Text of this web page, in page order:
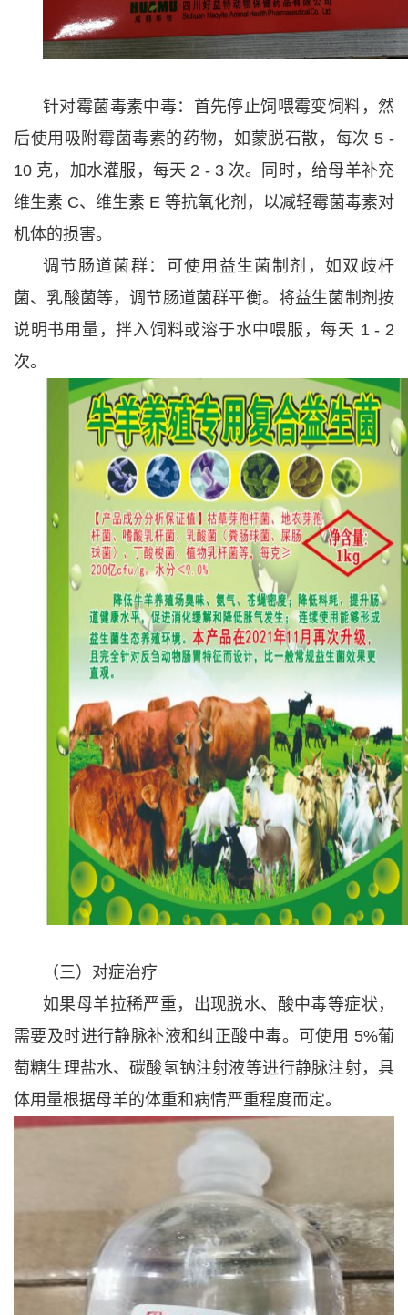
针对霉菌毒素中毒：首先停止饲喂霉变饲料，然
后使用吸附霉菌毒素的药物，如蒙脱石散，每次 5 -
10 克，加水灌服，每天 2 - 3 次。同时，给母羊补充
维生素 C、维生素 E 等抗氧化剂，以减轻霉菌毒素对
机体的损害。
调节肠道菌群：可使用益生菌制剂，如双歧杆
菌、乳酸菌等，调节肠道菌群平衡。将益生菌制剂按
说明书用量，拌入饲料或溶于水中喂服，每天 1 - 2
次。
（三）对症治疗
如果母羊拉稀严重，出现脱水、酸中毒等症状，
需要及时进行静脉补液和纠正酸中毒。可使用 5%葡
萄糖生理盐水、碳酸氢钠注射液等进行静脉注射，具
体用量根据母羊的体重和病情严重程度而定。